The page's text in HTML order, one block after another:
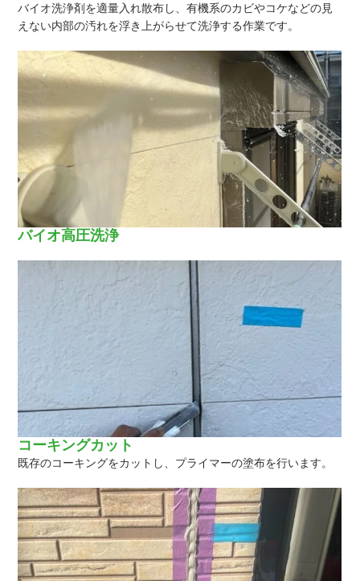
バイオ洗浄剤を適量入れ散布し、有機系のカビやコケなどの見
えない内部の汚れを浮き上がらせて洗浄する作業です。
バイオ高圧洗浄
コーキングカット
既存のコーキングをカットし、プライマーの塗布を行います。